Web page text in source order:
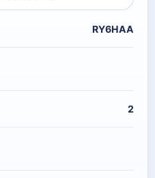
RY6HAA
2